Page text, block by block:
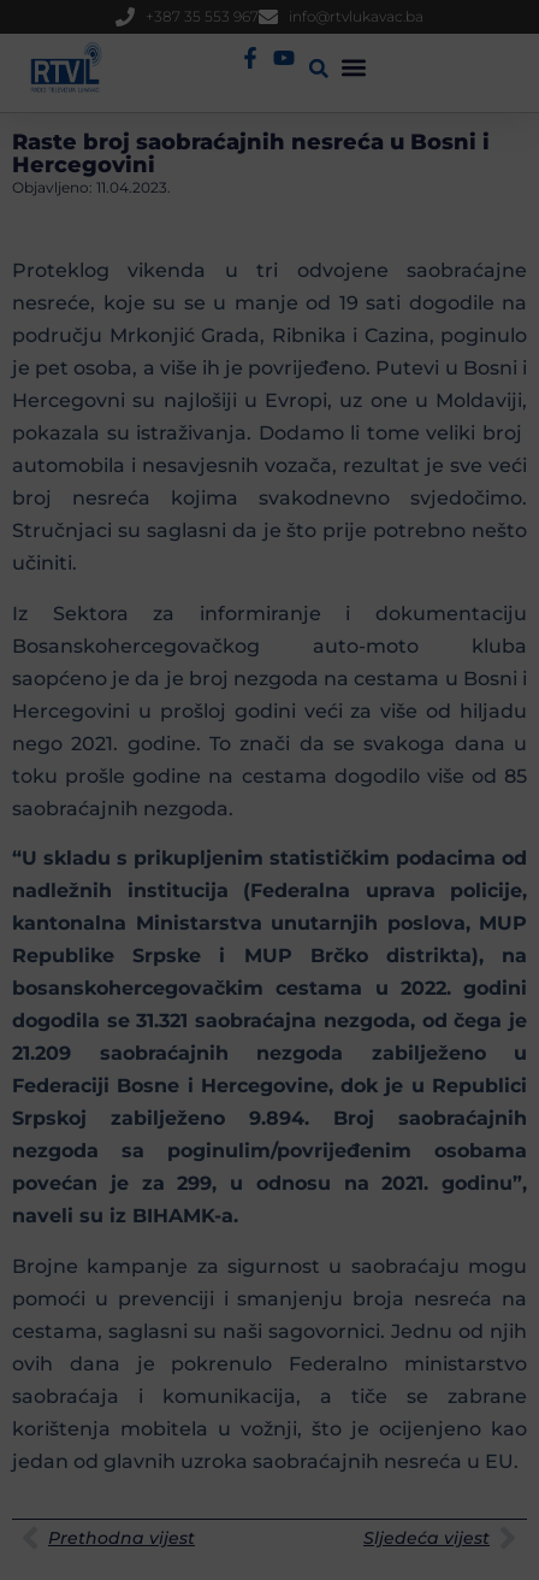
+387 35 553 967 info@rtvlukavac.ba
Raste broj saobraćajnih nesreća u Bosni i
Hercegovini
Objavljeno: 11.04.2023.
Proteklog vikenda u tri odvojene saobraćajne
nesreće, koje su se u manje od 19 sati dogodile na
području Mrkonjić Grada, Ribnika i Cazina, poginulo
je pet osoba, a više ih je povrijeđeno. Putevi u Bosni i
Hercegovni su najlošiji u Evropi, uz one u Moldaviji,
pokazala su istraživanja. Dodamo li tome veliki broj
automobila i nesavjesnih vozača, rezultat je sve veći
broj nesreća kojima svakodnevno svjedočimo.
Stručnjaci su saglasni da je što prije potrebno nešto
učiniti.
Iz Sektora za informiranje i dokumentaciju
Bosanskohercegovačkog auto-moto kluba
saopćeno je da je broj nezgoda na cestama u Bosni i
Hercegovini u prošloj godini veći za više od hiljadu
nego 2021. godine. To znači da se svakoga dana u
toku prošle godine na cestama dogodilo više od 85
saobraćajnih nezgoda.
“U skladu s prikupljenim statističkim podacima od
nadležnih institucija (Federalna uprava policije,
kantonalna Ministarstva unutarnjih poslova, MUP
Republike Srpske i MUP Brčko distrikta), na
bosanskohercegovačkim cestama u 2022. godini
dogodila se 31.321 saobraćajna nezgoda, od čega je
21.209 saobraćajnih nezgoda zabilježeno u
Federaciji Bosne i Hercegovine, dok je u Republici
Srpskoj zabilježeno 9.894. Broj saobraćajnih
nezgoda sa poginulim/povrijeđenim osobama
povećan je za 299, u odnosu na 2021. godinu”,
naveli su iz BIHAMK-a.
Brojne kampanje za sigurnost u saobraćaju mogu
pomoći u prevenciji i smanjenju broja nesreća na
cestama, saglasni su naši sagovornici. Jednu od njih
ovih dana je pokrenulo Federalno ministarstvo
saobraćaja i komunikacija, a tiče se zabrane
korištenja mobitela u vožnji, što je ocijenjeno kao
jedan od glavnih uzroka saobraćajnih nesreća u EU.
Prethodna vijest Sljedeća vijest